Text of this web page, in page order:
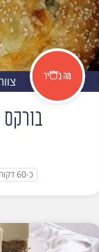
כ-60 דקות